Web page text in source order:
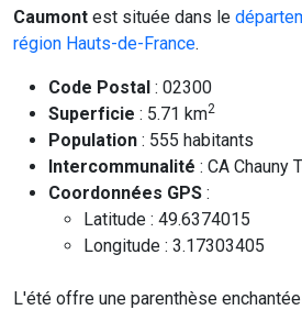
Caumont est située dans le
région Hauts-de-France.
Code Postal : 02300
Superficie : 5.71 km2
Population : 555 habitants
Intercommunalité : CA Chauny
Coordonnées GPS :
Latitude : 49.6374015
Longitude : 3.17303405
L'été offre une parenthèse